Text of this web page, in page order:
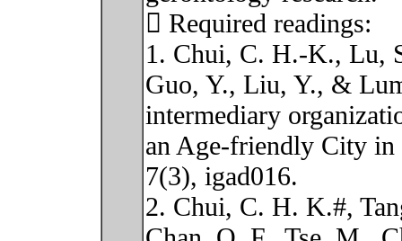
 Required readings:
1. Chui, C. H.-K., Lu,
Guo, Y., Liu, Y., &
intermediary
an Age-friendly City
7(3), igad016.
2. Chui, C. H. K.#,